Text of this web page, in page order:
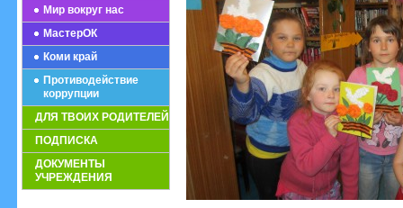
Мир вокруг нас
МастерОК
Коми край
Противодействие
коррупции
ДЛЯ ТВОИХ РОДИТЕЛЕЙ
ПОДПИСКА
ДОКУМЕНТЫ
УЧРЕЖДЕНИЯ